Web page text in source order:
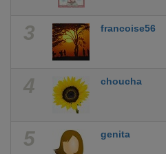
3 francoise56
4 choucha
5 genita